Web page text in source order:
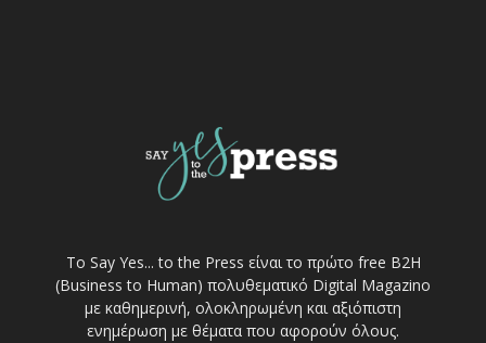
Το Say Yes... to the Press είναι το πρώτο free Β2Η
(Business to Human) πολυθεματικό Digital Magazino
με καθημερινή, ολοκληρωμένη και αξιόπιστη
ενημέρωση με θέματα που αφορούν όλους.